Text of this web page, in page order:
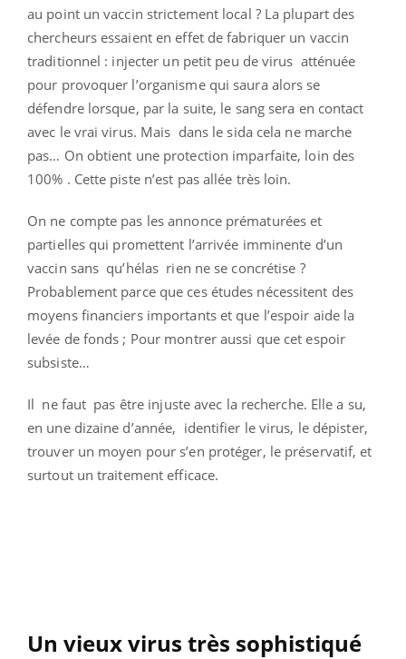
au point un vaccin strictement local ? La plupart des
chercheurs essaient en effet de fabriquer un vaccin
traditionnel : injecter un petit peu de virus atténuée
pour provoquer l’organisme qui saura alors se
défendre lorsque, par la suite, le sang sera en contact
avec le vrai virus. Mais dans le sida cela ne marche
pas… On obtient une protection imparfaite, loin des
100% . Cette piste n’est pas allée très loin.
On ne compte pas les annonce prématurées et
partielles qui promettent l’arrivée imminente d’un
vaccin sans qu’hélas rien ne se concrétise ?
Probablement parce que ces études nécessitent des
moyens financiers importants et que l’espoir aide la
levée de fonds ; Pour montrer aussi que cet espoir
subsiste…
Il ne faut pas être injuste avec la recherche. Elle a su,
en une dizaine d’année, identifier le virus, le dépister,
trouver un moyen pour s’en protéger, le préservatif, et
surtout un traitement efficace.
Un vieux virus très sophistiqué